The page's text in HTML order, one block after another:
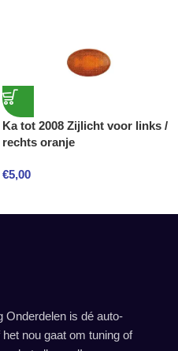
Ka tot 2008 Zijlicht voor links /
rechts oranje
€5,00
Onderdelen is dé auto-
nou gaat om tuning of